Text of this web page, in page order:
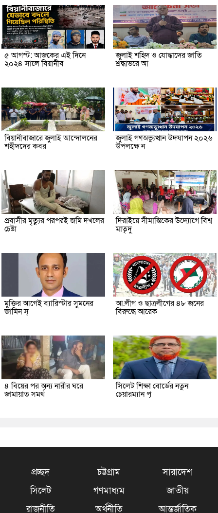
৫ আগস্ট: আজকের এই দিনে
২০২৪ সালে বিয়ানীব
জুলাই শহিদ ও যোদ্ধাদের জাতি
শ্রদ্ধাভরে আ
বিয়ানীবাজারে জুলাই আন্দোলনের
শহীদদের কবর
জুলাই গণঅভ্যুত্থান উদযাপন ২০২৬
উপলক্ষে ন
প্রবাসীর মৃত্যুর পরপরই জমি দখলের
চেষ্টা
দিরাইয়ে সীমান্তিকের উদ্যোগে বিশ্ব
মাতৃদু
মুক্তির আগেই ব্যারিস্টার সুমনের
জামিন স্
আ.লীগ ও ছাত্রলীগের ৪৮ জনের
বিরুদ্ধে আরেক
৪ বিয়ের পর অন্য নারীর ঘরে
জামায়াত সমর্থ
সিলেট শিক্ষা বোর্ডের নতুন
চেয়ারম্যান প্
প্রচ্ছদ চট্টগ্রাম
সারাদেশ
সিলেট
গণমাধ্যম
জাতীয়
রাজনীতি
অর্থনীতি
আন্তর্জাতিক